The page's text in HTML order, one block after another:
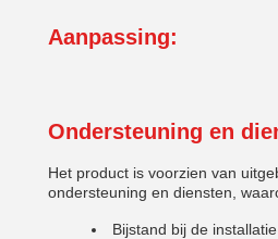
Aanpassing:
Ondersteuning en
Het product is voorzien van
ondersteuning en diensten,
Bijstand bij de